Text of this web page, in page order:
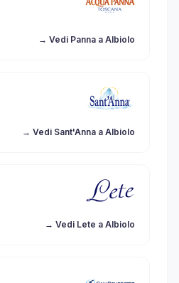
→ Vedi Panna a Albiolo
→ Vedi Sant'Anna a Albiolo
→ Vedi Lete a Albiolo